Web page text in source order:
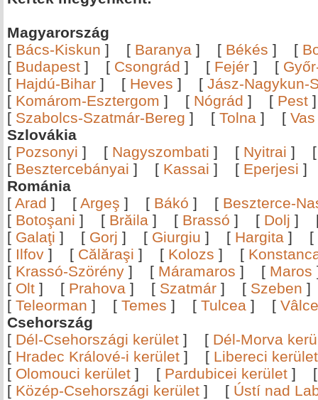
Magyarország
[ Bács-Kiskun ] [ Baranya ] [ Békés ] [
[ Budapest ] [ Csongrád ] [ Fejér ] [
[ Hajdú-Bihar ] [ Heves ] [ Jász-Nagykun-
[ Komárom-Esztergom ] [ Nógrád ] [ Pest
[ Szabolcs-Szatmár-Bereg ] [ Tolna ] [ Vas
Szlovákia
[ Pozsonyi ] [ Nagyszombati ] [ Nyitrai ]
[ Besztercebányai ] [ Kassai ] [ Eperjesi
Románia
[ Arad ] [ Argeş ] [ Bákó ] [ Beszterce-
[ Botoşani ] [ Brăila ] [ Brassó ] [ Dolj ]
[ Galaţi ] [ Gorj ] [ Giurgiu ] [ Hargita ]
[
[ Ilfov ] [ Călăraşi ] [ Kolozs ] [
[ Krassó-Szörény ] [ Máramaros ] [ Maros
[ Olt ] [ Prahova ] [ Szatmár ] [ Szeben
[ Teleorman ] [ Temes ] [ Tulcea ] [
Csehország
[ Dél-Csehországi kerület ] [ Dél-Morva
[ Hradec Králové-i kerület ] [ Libereci kerület
[ Olomouci kerület ] [ Pardubicei kerület ]
[ Közép-Csehországi kerület ] [ Ústí nad